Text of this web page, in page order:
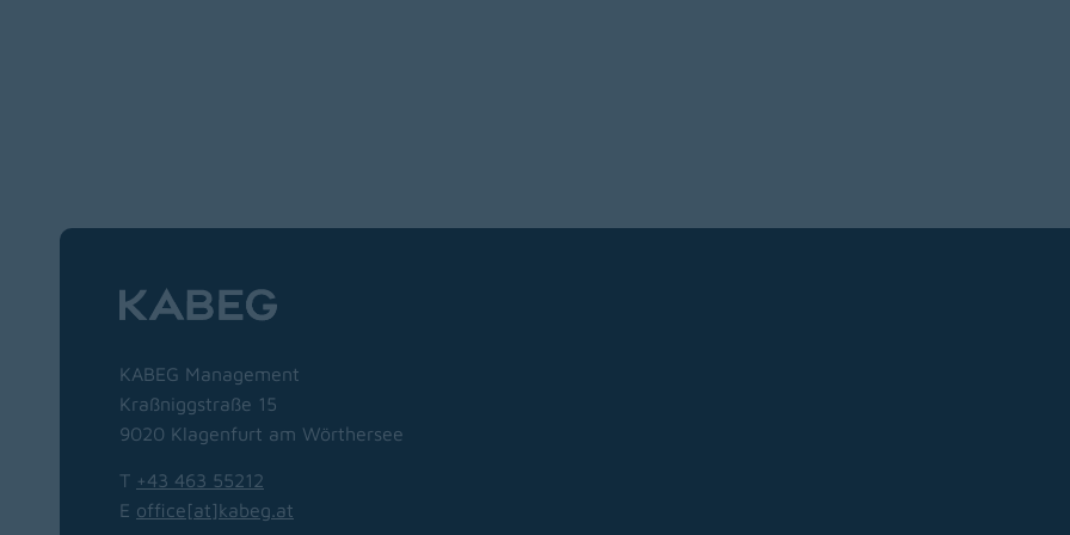
KABEG Management
Kraßniggstraße 15
9020 Klagenfurt am Wörthersee
T +43 463 55212
E office[at]kabeg.at